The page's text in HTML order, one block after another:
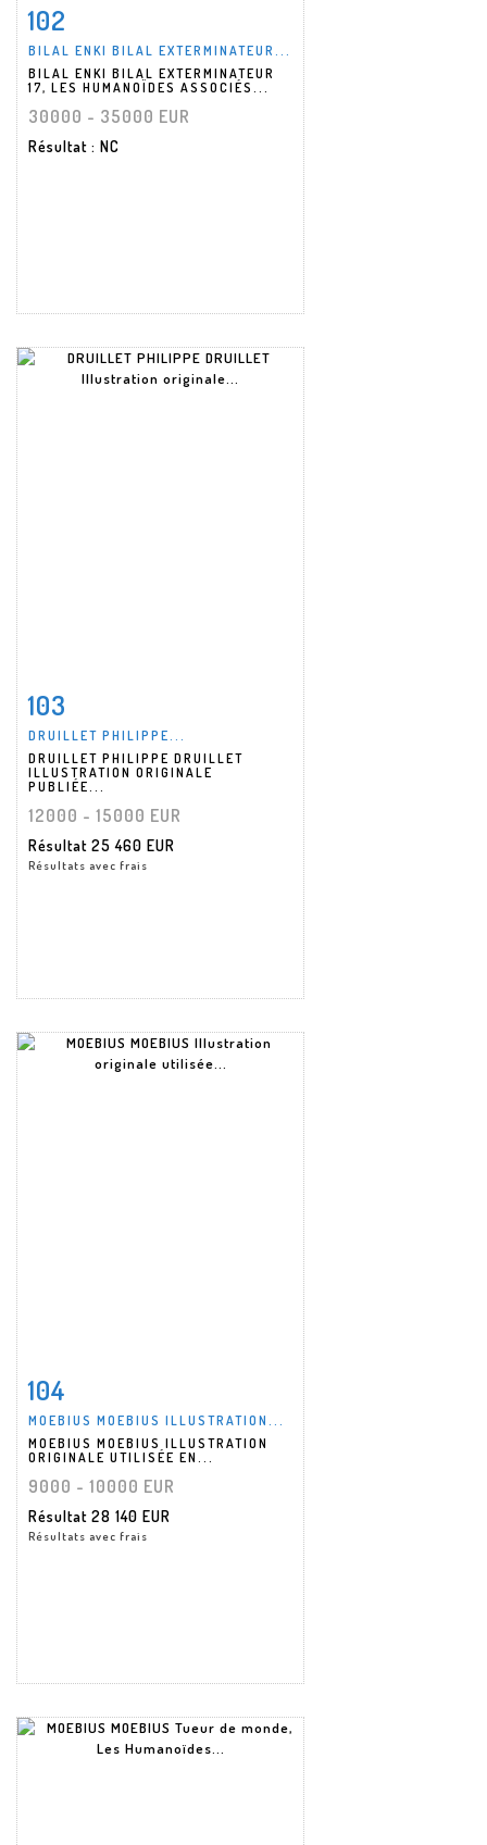
Fiche détaillée
102
BILAL ENKI BILAL EXTERMINATEUR...
BILAL ENKI BILAL EXTERMINATEUR
17, LES HUMANOÏDES ASSOCIÉS...
30000 - 35000 EUR
Résultat : NC
Fiche détaillée
103
DRUILLET PHILIPPE...
DRUILLET PHILIPPE DRUILLET
ILLUSTRATION ORIGINALE
PUBLIÉE...
12000 - 15000 EUR
Résultat 25 460 EUR
Résultats avec frais
Fiche détaillée
104
MOEBIUS MOEBIUS ILLUSTRATION...
MOEBIUS MOEBIUS ILLUSTRATION
ORIGINALE UTILISÉE EN...
9000 - 10000 EUR
Résultat 28 140 EUR
Résultats avec frais